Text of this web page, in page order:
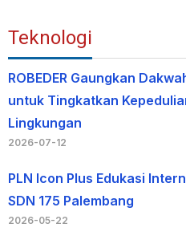
Teknologi
ROBEDER Gaungkan
untuk Tingkatkan
Lingkungan
2026-07-12
PLN Icon Plus Edukasi
SDN 175 Palembang
2026-05-22